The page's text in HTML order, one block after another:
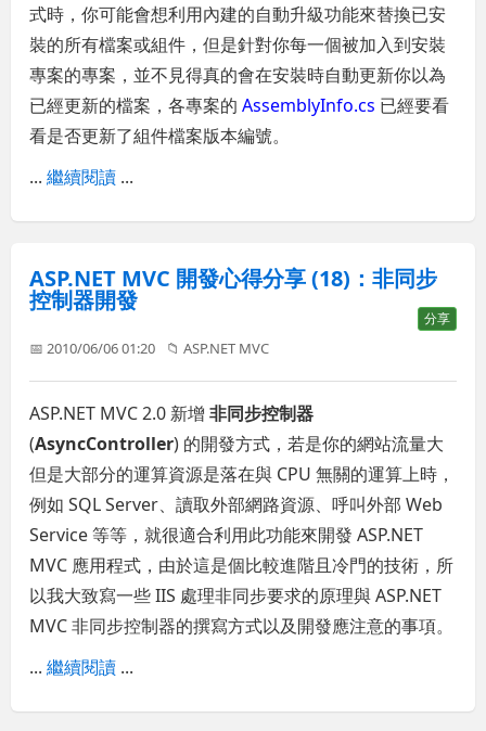
式時，你可能會想利用內建的自動升級功能來替換已安
裝的所有檔案或組件，但是針對你每一個被加入到安裝
專案的專案，並不見得真的會在安裝時自動更新你以為
已經更新的檔案，各專案的AssemblyInfo.cs 已經要看
看是否更新了組件檔案版本編號。
...繼續閱讀 ...
ASP.NET MVC 開發心得分享 (18)：非同步
控制器開發
分享
📅 2010/06/06 01:20 📁ASP.NET MVC
ASP.NET MVC 2.0 新增非同步控制器
(AsyncController) 的開發方式，若是你的網站流量大
但是大部分的運算資源是落在與 CPU 無關的運算上時，
例如 SQL Server、讀取外部網路資源、呼叫外部 Web
Service 等等，就很適合利用此功能來開發 ASP.NET
MVC 應用程式，由於這是個比較進階且冷門的技術，所
以我大致寫一些 IIS 處理非同步要求的原理與 ASP.NET
MVC 非同步控制器的撰寫方式以及開發應注意的事項。
...繼續閱讀 ...